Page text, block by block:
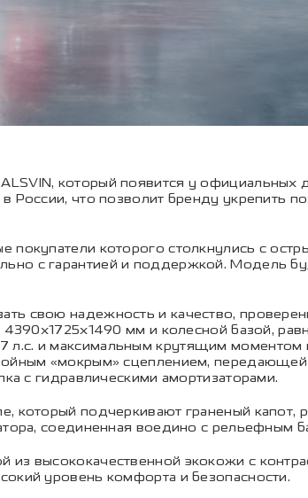
который появится у официальных
что позволит бренду укрепить
покупатели которого столкнулись с
с гарантией и поддержкой. Модель
свою надежность и качество,
4390х1725х1490 мм и колесной базой,
л.с. и максимальным крутящим моментом
«мокрым» сцеплением,
с гидравлическими амортизаторами.
который подчеркивают граненый капот,
соединенная воедино с рельефным
высококачественной экокожи с
уровень комфорта и безопасности.